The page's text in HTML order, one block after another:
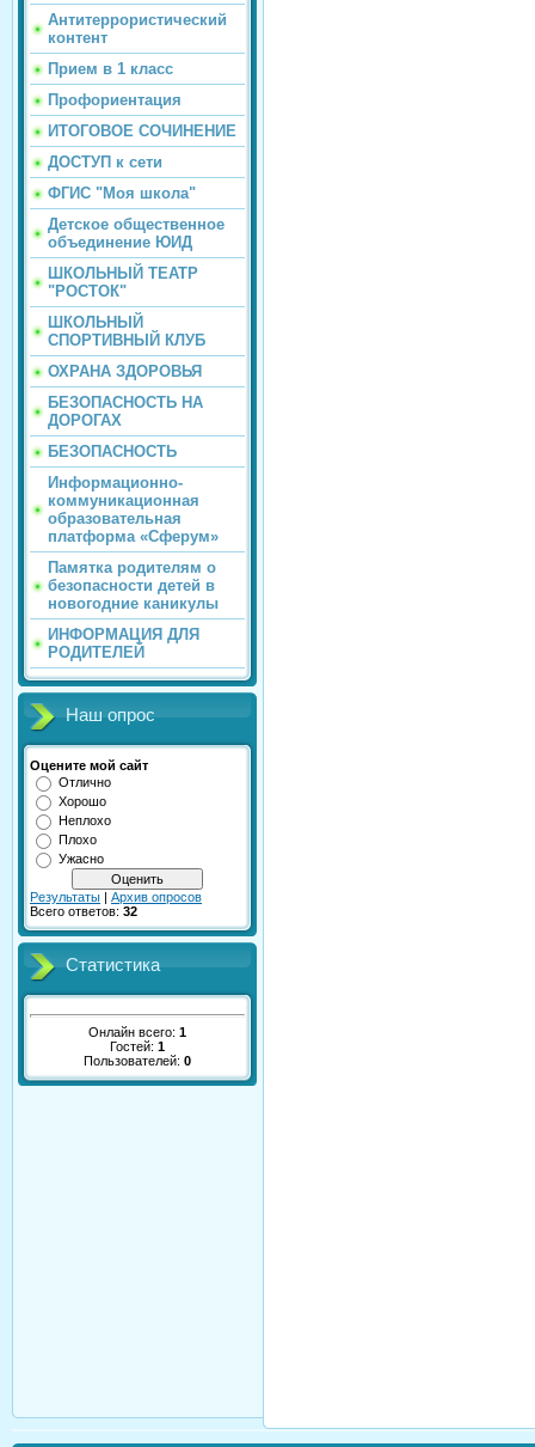
Антитеррористический
контент
Прием в 1 класс
Профориентация
ИТОГОВОЕ СОЧИНЕНИЕ
ДОСТУП к сети
ФГИС "Моя школа"
Детское общественное
объединение ЮИД
ШКОЛЬНЫЙ ТЕАТР
"РОСТОК"
ШКОЛЬНЫЙ
СПОРТИВНЫЙ КЛУБ
ОХРАНА ЗДОРОВЬЯ
БЕЗОПАСНОСТЬ НА
ДОРОГАХ
БЕЗОПАСНОСТЬ
Информационно-
коммуникационная
образовательная
платформа «Сферум»
Памятка родителям о
безопасности детей в
новогодние каникулы
ИНФОРМАЦИЯ ДЛЯ
РОДИТЕЛЕЙ
Наш опрос
Оцените мой сайт
Отлично
Хорошо
Неплохо
Плохо
Ужасно
Результаты | Архив опросов
Всего ответов: 32
Статистика
Онлайн всего: 1
Гостей: 1
Пользователей: 0